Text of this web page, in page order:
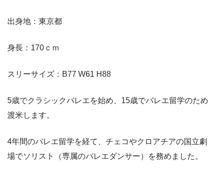
出身地：東京都
身長：170ｃｍ
スリーサイズ：B77 W61 H88
5歳でクラシックバレエを始め、15歳でバレエ留学のため
渡米します。
4年間のバレエ留学を経て、チェコやクロアチアの国立劇
場でソリスト（専属のバレエダンサー）を務めました。